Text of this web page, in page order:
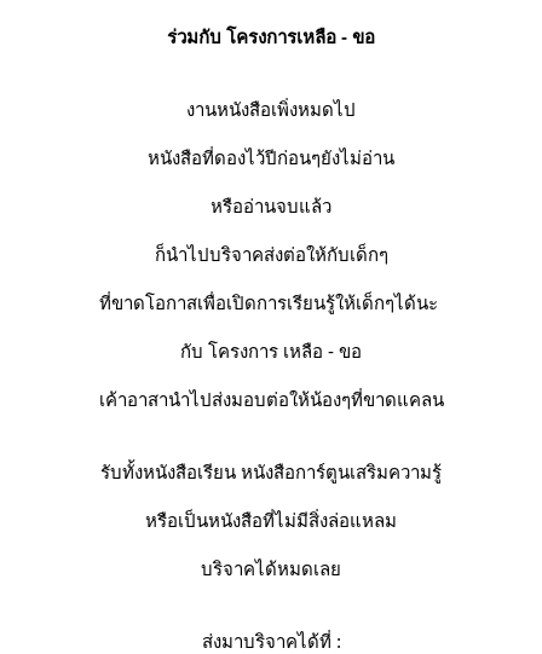
ร่วมกับ โครงการเหลือ - ขอ
งานหนังสือเพิ่งหมดไป
หนังสือที่ดองไว้ปีก่อนๆยังไม่อ่าน
หรืออ่านจบแล้ว
ก็นำไปบริจาคส่งต่อให้กับเด็กๆ
ที่ขาดโอกาสเพื่อเปิดการเรียนรู้ให้เด็กๆได้นะ
กับ โครงการ เหลือ - ขอ
เค้าอาสานำไปส่งมอบต่อให้น้องๆที่ขาดแคลน
รับทั้งหนังสือเรียน หนังสือการ์ตูนเสริมความรู้
หรือเป็นหนังสือที่ไม่มีสิ่งล่อแหลม
บริจาคได้หมดเล
ส่งมาบริจาคได้ที่ :